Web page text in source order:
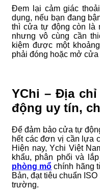
Đem lại cảm giác
dụng, nếu bạn đang
thì cửa tự động còn là
nhưng vô cùng cần
kiệm được một
phải đóng hoặc mở cửa
YChi – Địa
động uy tín,
Để đảm bảo cửa tự
hết các đơn vị cần lựa
Hiện nay, Ychi Việt
khẩu, phân phối và
phòng mổ chính hãng
Bản, đạt tiêu chuẩn
trường.